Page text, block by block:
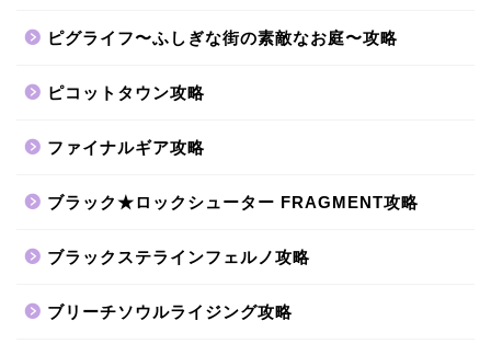
ピグライフ〜ふしぎな街の素敵なお庭〜攻略
ピコットタウン攻略
ファイナルギア攻略
ブラック★ロックシューター FRAGMENT攻略
ブラックステラインフェルノ攻略
ブリーチソウルライジング攻略